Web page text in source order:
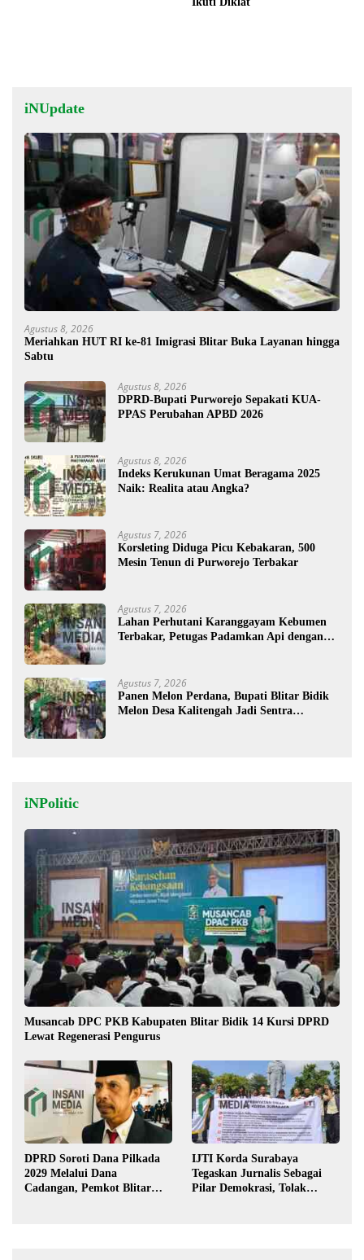
iNUpdate
Agustus 8, 2026
Meriahkan HUT RI ke-81 Imigrasi Blitar Buka Layanan hingga
Sabtu
Agustus 8, 2026
DPRD-Bupati Purworejo Sepakati KUA-
PPAS Perubahan APBD 2026
Agustus 8, 2026
Indeks Kerukunan Umat Beragama 2025
Naik: Realita atau Angka?
Agustus 7, 2026
Korsleting Diduga Picu Kebakaran, 500
Mesin Tenun di Purworejo Terbakar
Agustus 7, 2026
Lahan Perhutani Karanggayam Kebumen
Terbakar, Petugas Padamkan Api dengan
Agustus 7, 2026
Panen Melon Perdana, Bupati Blitar Bidik
Melon Desa Kalitengah Jadi Sentra
iNPolitic
Musancab DPC PKB Kabupaten Blitar Bidik 14 Kursi DPRD
Lewat Regenerasi Pengurus
DPRD Soroti Dana Pilkada
2029 Melalui Dana
Cadangan, Pemkot Blitar
IJTI Korda Surabaya
Tegaskan Jurnalis Sebagai
Pilar Demokrasi, Tolak